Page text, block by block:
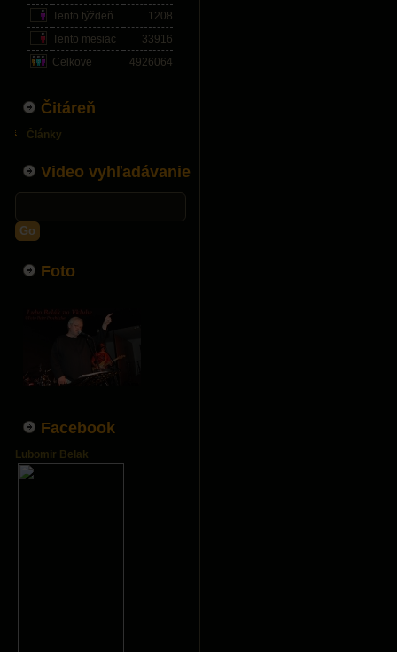
Tento týždeň
1208
Tento mesiac
33916
Celkove
4926064
Čitáreň
Články
Video vyhľadávanie
Go
Foto
Facebook
Lubomir Belak